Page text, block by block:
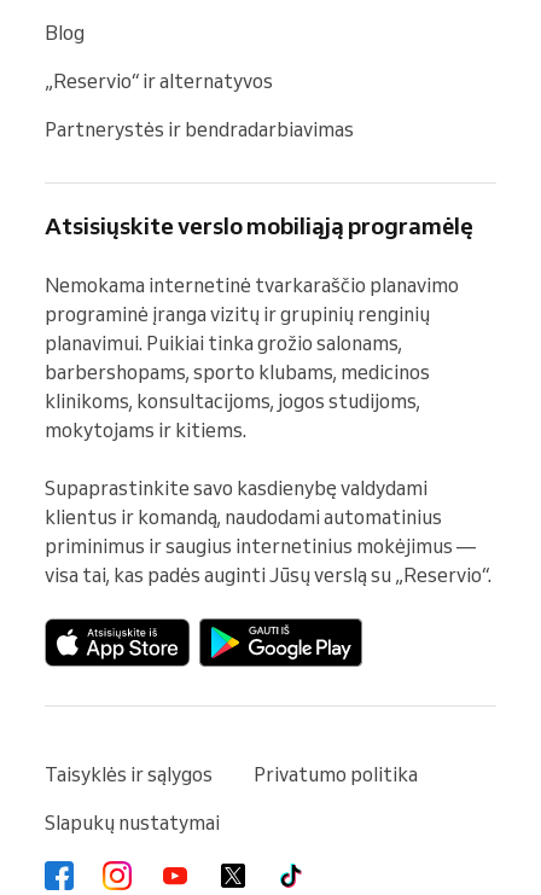
Blog
„Reservio“ ir alternatyvos
Partnerystės ir bendradarbiavimas
Atsisiųskite verslo mobiliąją programėlę
Nemokama internetinė tvarkaraščio planavimo
programinė įranga vizitų ir grupinių renginių
planavimui. Puikiai tinka grožio salonams,
barbershopams, sporto klubams, medicinos
klinikoms, konsultacijoms, jogos studijoms,
mokytojams ir kitiems.
Supaprastinkite savo kasdienybę valdydami
klientus ir komandą, naudodami automatinius
priminimus ir saugius internetinius mokėjimus —
visa tai, kas padės auginti Jūsų verslą su „Reservio“.
Taisyklės ir sąlygos
Privatumo politika
Slapukų nustatymai